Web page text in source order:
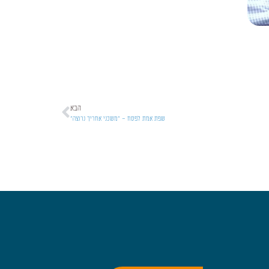
הבא
שפת אמת לפסח – "משכני אחריך נרוצה"